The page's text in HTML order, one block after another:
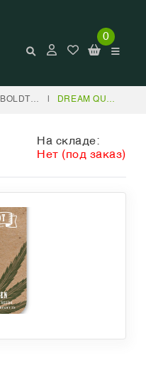
0
HUMBOLDT SEED COMPANY | DREAM QUEEN
На складе:
Нет (под заказ)